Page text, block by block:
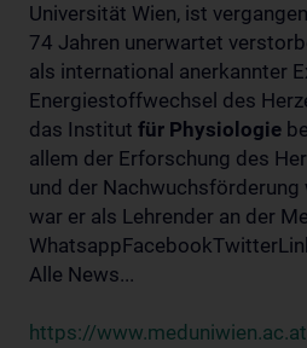
Universität Wien, ist
74 Jahren unerwartet
als international anerkannter
Energiestoffwechsel des
das Institut für Physiologie
allem der Erforschung des
und der
war er als Lehrender an der
Alle News...
https://